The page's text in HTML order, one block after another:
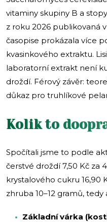
vitaminy skupiny B a
z roku 2026 publikovaná
časopise prokázala více
kvasinkového extraktu.
laboratorní extrakt není
droždí. Férový závěr:
důkaz pro truhlíkové
Kolik to
Spočítali jsme to podle
čerstvé droždí 7,50 Kč za
krystalového cukru 16,90
zhruba 10–12 gramů, tedy
Základní várka